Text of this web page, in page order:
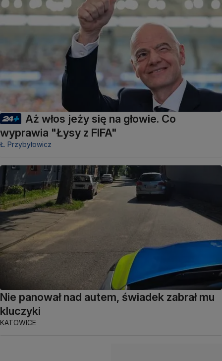
Aż włos jeży się na głowie. Co
wyprawia "Łysy z FIFA"
Ł. Przybyłowicz
Nie panował nad autem, świadek zabrał mu
kluczyki
KATOWICE